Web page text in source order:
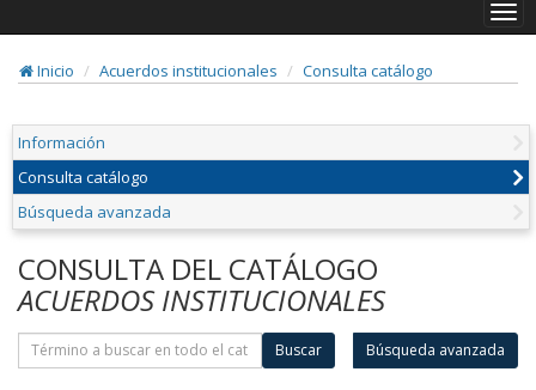
Inicio
Acuerdos institucionales Consulta catálogo
Información
Consulta catálogo
Búsqueda avanzada
CONSULTA DEL CATÁLOGO
ACUERDOS INSTITUCIONALES
Buscar Búsqueda avanzada